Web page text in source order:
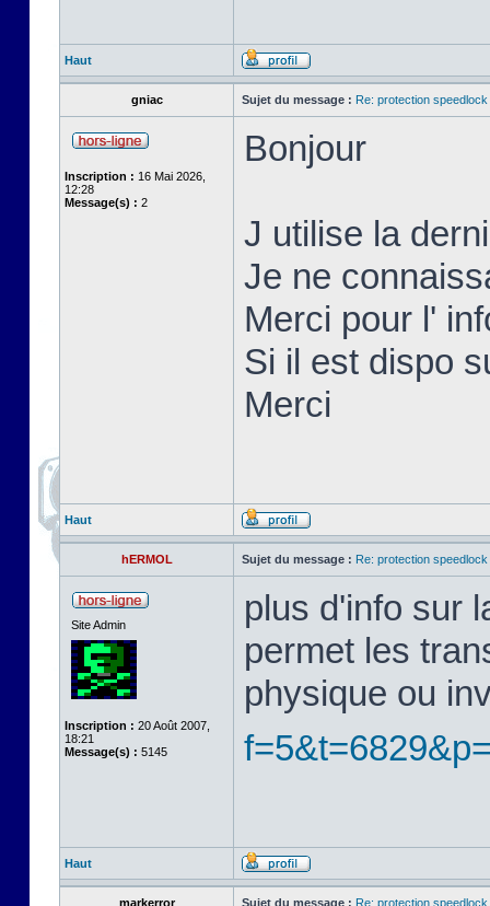
Haut
gniac Sujet du message : Re: protection
Inscription : 16 Mai 2026,
12:28
Message(s) : 2
Bonjour
J utilise la
Je ne
Merci pour l'
Si il est dispo
Merci
Haut
hERMOL Sujet du message : Re: protection
Site Admin
Inscription : 20 Août 2007,
18:21
Message(s) : 5145
plus d'info sur
permet les
physique ou
Haut
markerror Sujet du message : Re: protection